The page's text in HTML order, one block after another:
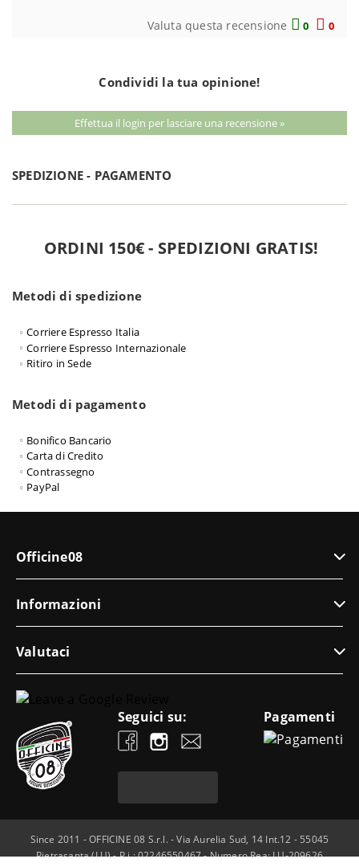
Valuta questa recensione 0 0
Condividi la tua opinione!
Effettua il login per lasciare una recensione »
SPEDIZIONE - PAGAMENTO
ORDINI 150€ - SPEDIZIONI GRATIS!
Metodi di spedizione
Corriere Espresso Italia
Corriere Espresso Internazionale
Ritiro in Sede
Metodi di pagamento
Bonifico Bancario
Carta di Credito
Contrassegno
PayPal
Officine08
Informazioni
Valutaci
Seguici su: Pagamenti
Since 2011 - OFFICINE 08 S.r.l. - Via Aurelia Sud, 14 Int.12 - 55045
Pietrasanta (LU) - P.i.: 02246550467 - Numero Rea: LU-209626